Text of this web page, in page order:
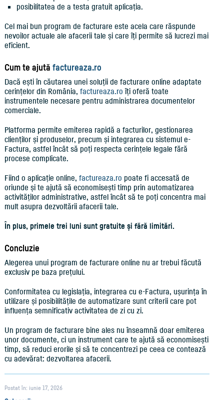
posibilitatea de a testa gratuit aplicația.
Cel mai bun program de facturare este acela care răspunde
nevoilor actuale ale afacerii tale și care îți permite să lucrezi mai
eficient.
Cum te ajută factureaza.ro
Dacă ești în căutarea unei soluții de facturare online adaptate
cerințelor din România, factureaza.ro îți oferă toate
instrumentele necesare pentru administrarea documentelor
comerciale.
Platforma permite emiterea rapidă a facturilor, gestionarea
clienților și produselor, precum și integrarea cu sistemul e-
Factura, astfel încât să poți respecta cerințele legale fără
procese complicate.
Fiind o aplicație online, factureaza.ro poate fi accesată de
oriunde și te ajută să economisești timp prin automatizarea
activităților administrative, astfel încât să te poți concentra mai
mult asupra dezvoltării afacerii tale.
În plus, primele trei luni sunt gratuite și fără limitări.
Concluzie
Alegerea unui program de facturare online nu ar trebui făcută
exclusiv pe baza prețului.
Conformitatea cu legislația, integrarea cu e-Factura, ușurința în
utilizare și posibilitățile de automatizare sunt criterii care pot
influența semnificativ activitatea de zi cu zi.
Un program de facturare bine ales nu înseamnă doar emiterea
unor documente, ci un instrument care te ajută să economisești
timp, să reduci erorile și să te concentrezi pe ceea ce contează
cu adevărat: dezvoltarea afacerii.
Postat în: iunie 17, 2026